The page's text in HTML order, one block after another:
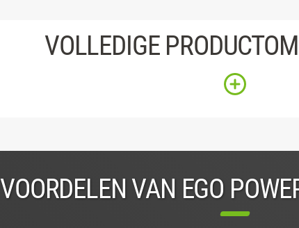
VOLLEDIGE
VOORDELEN VAN EGO